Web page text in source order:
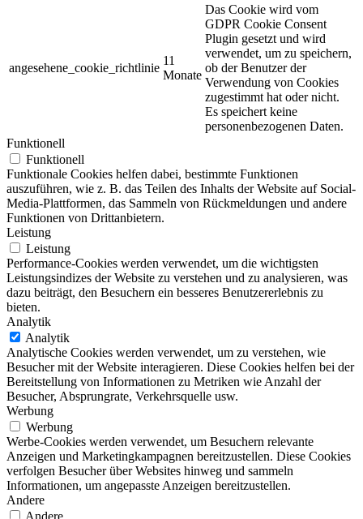
angesehene_cookie_richtlinie
11
Monate
Das Cookie wird vom
GDPR Cookie Consent
Plugin gesetzt und wird
verwendet, um zu speichern,
ob der Benutzer der
Verwendung von Cookies
zugestimmt hat oder nicht.
Es speichert keine
personenbezogenen Daten.
Funktionell
Funktionell
Funktionale Cookies helfen dabei, bestimmte Funktionen
auszuführen, wie z. B. das Teilen des Inhalts der Website auf Social-
Media-Plattformen, das Sammeln von Rückmeldungen und andere
Funktionen von Drittanbietern.
Leistung
Leistung
Performance-Cookies werden verwendet, um die wichtigsten
Leistungsindizes der Website zu verstehen und zu analysieren, was
dazu beiträgt, den Besuchern ein besseres Benutzererlebnis zu
bieten.
Analytik
Analytik
Analytische Cookies werden verwendet, um zu verstehen, wie
Besucher mit der Website interagieren. Diese Cookies helfen bei der
Bereitstellung von Informationen zu Metriken wie Anzahl der
Besucher, Absprungrate, Verkehrsquelle usw.
Werbung
Werbung
Werbe-Cookies werden verwendet, um Besuchern relevante
Anzeigen und Marketingkampagnen bereitzustellen. Diese Cookies
verfolgen Besucher über Websites hinweg und sammeln
Informationen, um angepasste Anzeigen bereitzustellen.
Andere